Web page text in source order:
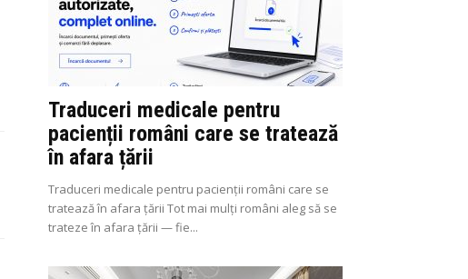
Traduceri medicale pentru
pacienții români care se tratează
în afara țării
Traduceri medicale pentru pacienții români care se
tratează în afara țării Tot mai mulți români aleg să se
trateze în afara țării — fie...